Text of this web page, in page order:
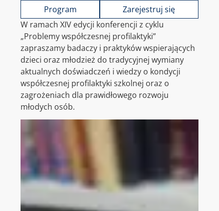
Program
Zarejestruj się
W ramach XIV edycji konferencji z cyklu
„Problemy współczesnej profilaktyki”
zapraszamy badaczy i praktyków wspierających
dzieci oraz młodzież do tradycyjnej wymiany
aktualnych doświadczeń i wiedzy o kondycji
współczesnej profilaktyki szkolnej oraz o
zagrożeniach dla prawidłowego rozwoju
młodych osób.